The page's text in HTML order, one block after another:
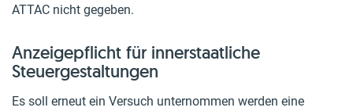
ATTAC nicht gegeben.
Anzeigepflicht für innerstaatliche
Steuergestaltungen
Es soll erneut ein Versuch unternommen werden eine